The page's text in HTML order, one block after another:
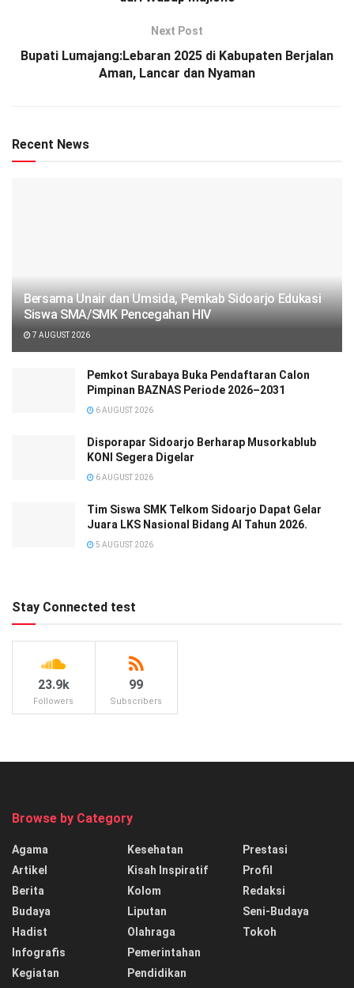
Next Post
Bupati Lumajang:Lebaran 2025 di Kabupaten Berjalan
Aman, Lancar dan Nyaman
Recent News
Bersama Unair dan Umsida, Pemkab Sidoarjo Edukasi
Siswa SMA/SMK Pencegahan HIV
7 AUGUST 2026
Pemkot Surabaya Buka Pendaftaran Calon
Pimpinan BAZNAS Periode 2026–2031
6 AUGUST 2026
Disporapar Sidoarjo Berharap Musorkablub
KONI Segera Digelar
6 AUGUST 2026
Tim Siswa SMK Telkom Sidoarjo Dapat Gelar
Juara LKS Nasional Bidang AI Tahun 2026.
5 AUGUST 2026
Stay Connected test
23.9k
Followers
99
Subscribers
Browse by Category
Agama
Artikel
Berita
Budaya
Hadist
Infografis
Kegiatan
Kesehatan
Kisah Inspiratif
Kolom
Liputan
Olahraga
Pemerintahan
Pendidikan
Prestasi
Profil
Redaksi
Seni-Budaya
Tokoh